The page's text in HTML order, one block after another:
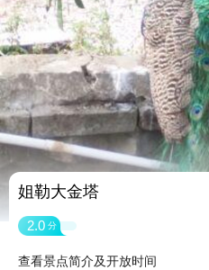
姐勒大金塔
2.0 分
查看景点简介及开放时间
